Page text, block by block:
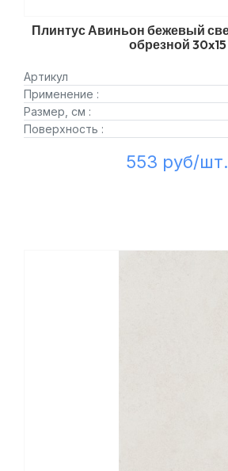
Плинтус Авиньон бежевый
обрезной 30x15
Артикул
Применение :
Размер, см :
Поверхность :
553 руб/шт.